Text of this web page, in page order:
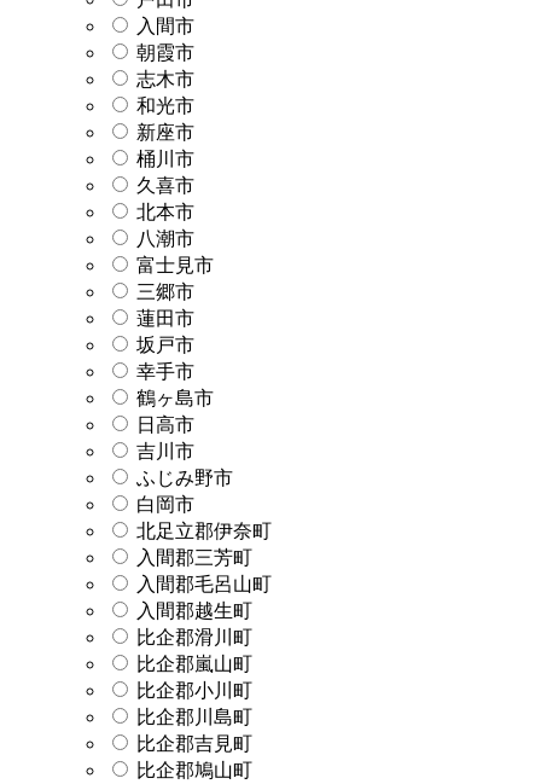
入間市
朝霞市
志木市
和光市
新座市
桶川市
久喜市
北本市
八潮市
富士見市
三郷市
蓮田市
坂戸市
幸手市
鶴ヶ島市
日高市
吉川市
ふじみ野市
白岡市
北足立郡伊奈町
入間郡三芳町
入間郡毛呂山町
入間郡越生町
比企郡滑川町
比企郡嵐山町
比企郡小川町
比企郡川島町
比企郡吉見町
比企郡鳩山町